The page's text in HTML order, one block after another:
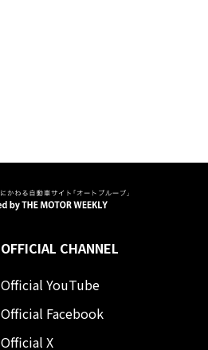
OFFICIAL CHANNEL
Official YouTube
Official Facebook
Official X